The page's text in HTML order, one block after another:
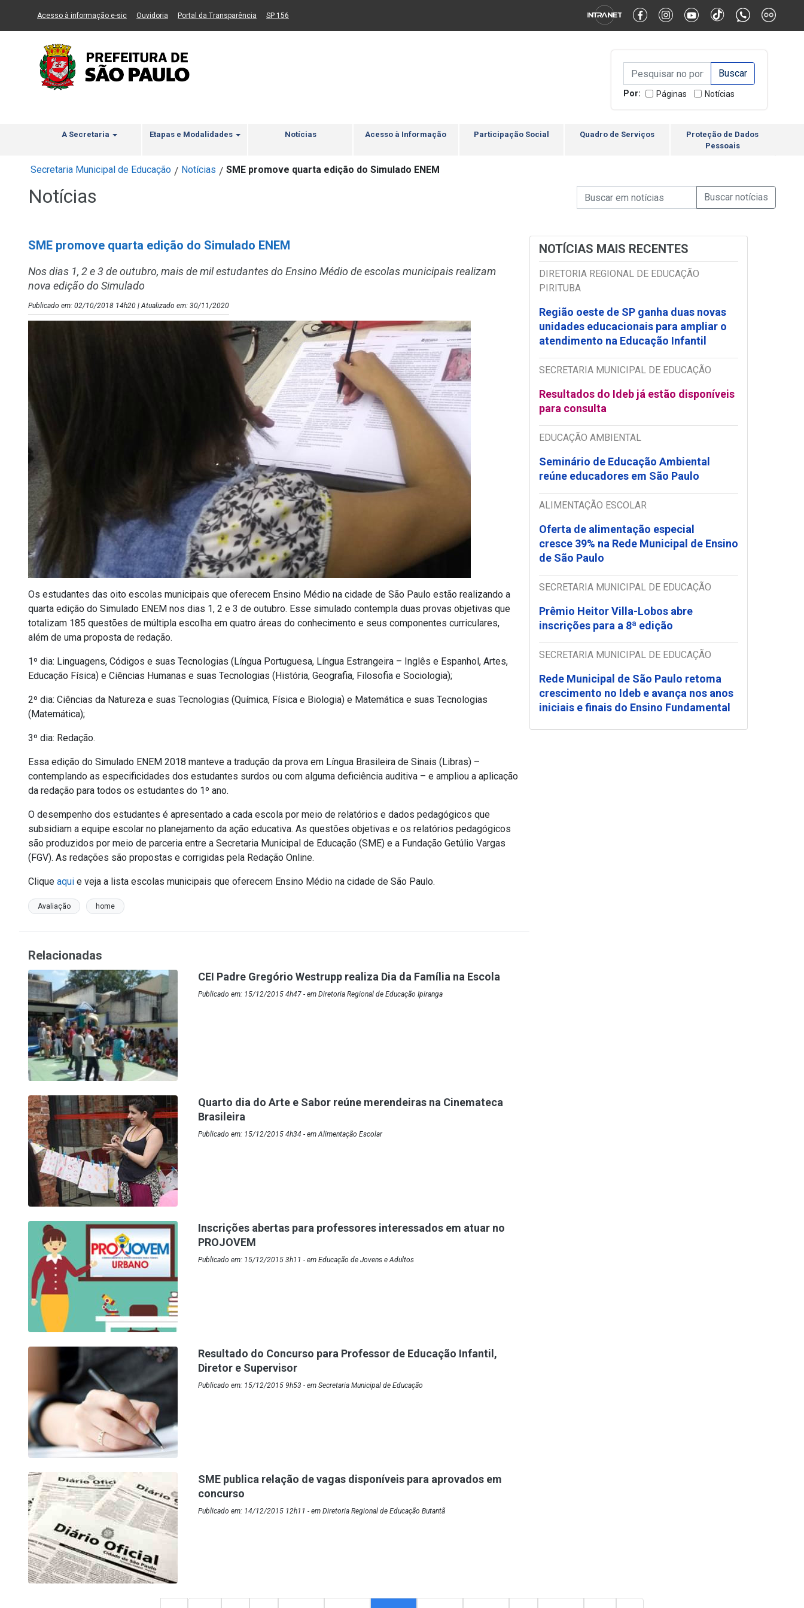
Ir ao Conteúdo Ir para menu principal 2 Ir para busca Ir para rodapé Alternar Alto Contraste Alternar Tamanho da Fonte
Acesso à informação e-sic(Link para um novo sítio)
Ouvidoria (Link para um novo sítio)
Portal da Transparência (Link para um novo sítio)
SP 156
Campo de Busca de
Campo de Busca de informaçõesEnviar a Busca
Por: Páginas Notícias
A Secretaria Etapas e Modalidades Notícias Acesso à Informação Participação Social Quadro de Serviços
Proteção de Dados
Pessoais
Secretaria Municipal de Educação / Notícias / SME promove quarta edição do Simulado ENEM
Notícias Campo de Busca de Notícias
Campo de Busca de informaçõesEnviar a Busca de
SME promove quarta edição do Simulado ENEM
Nos dias 1, 2 e 3 de outubro, mais de mil estudantes do Ensino Médio de escolas municipais realizam
nova edição do Simulado
Publicado em: 02/10/2018 14h20 | Atualizado em: 30/11/2020
Os estudantes das oito escolas municipais que oferecem Ensino Médio na cidade de São Paulo estão realizando a
quarta edição do Simulado ENEM nos dias 1, 2 e 3 de outubro. Esse simulado contempla duas provas objetivas que
totalizam 185 questões de múltipla escolha em quatro áreas do conhecimento e seus componentes curriculares,
além de uma proposta de redação.
1º dia: Linguagens, Códigos e suas Tecnologias (Língua Portuguesa, Língua Estrangeira – Inglês e Espanhol, Artes,
Educação Física) e Ciências Humanas e suas Tecnologias (História, Geografia, Filosofia e Sociologia);
2º dia: Ciências da Natureza e suas Tecnologias (Química, Física e Biologia) e Matemática e suas Tecnologias
(Matemática);
3º dia: Redação.
Essa edição do Simulado ENEM 2018 manteve a tradução da prova em Língua Brasileira de Sinais (Libras) –
contemplando as especificidades dos estudantes surdos ou com alguma deficiência auditiva – e ampliou a aplicação
da redação para todos os estudantes do 1º ano.
O desempenho dos estudantes é apresentado a cada escola por meio de relatórios e dados pedagógicos que
subsidiam a equipe escolar no planejamento da ação educativa. As questões objetivas e os relatórios pedagógicos
são produzidos por meio de parceria entre a Secretaria Municipal de Educação (SME) e a Fundação Getúlio Vargas
(FGV). As redações são propostas e corrigidas pela Redação Online.
Clique aqui e veja a lista escolas municipais que oferecem Ensino Médio na cidade de São Paulo.
Avaliação home
NOTÍCIAS MAIS RECENTES
DIRETORIA REGIONAL DE EDUCAÇÃO
PIRITUBA
Região oeste de SP ganha duas novas
unidades educacionais para ampliar o
atendimento na Educação Infantil
SECRETARIA MUNICIPAL DE EDUCAÇÃO
Resultados do Ideb já estão disponíveis
para consulta
EDUCAÇÃO AMBIENTAL
Seminário de Educação Ambiental
reúne educadores em São Paulo
ALIMENTAÇÃO ESCOLAR
Oferta de alimentação especial
cresce 39% na Rede Municipal de Ensino
de São Paulo
SECRETARIA MUNICIPAL DE EDUCAÇÃO
Prêmio Heitor Villa-Lobos abre
inscrições para a 8ª edição
SECRETARIA MUNICIPAL DE EDUCAÇÃO
Rede Municipal de São Paulo retoma
crescimento no Ideb e avança nos anos
iniciais e finais do Ensino Fundamental
Relacionadas
CEI Padre Gregório Westrupp realiza Dia da Família na Escola
Publicado em: 15/12/2015 4h47 - em Diretoria Regional de Educação Ipiranga
Quarto dia do Arte e Sabor reúne merendeiras na Cinemateca
Brasileira
Publicado em: 15/12/2015 4h34 - em Alimentação Escolar
Inscrições abertas para professores interessados em atuar no
PROJOVEM
Publicado em: 15/12/2015 3h11 - em Educação de Jovens e Adultos
Resultado do Concurso para Professor de Educação Infantil,
Diretor e Supervisor
Publicado em: 15/12/2015 9h53 - em Secretaria Municipal de Educação
SME publica relação de vagas disponíveis para aprovados em
concurso
Publicado em: 14/12/2015 12h11 - em Diretoria Regional de Educação Butantã